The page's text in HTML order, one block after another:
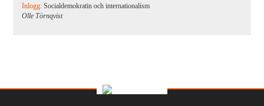
Inlogg:Socialdemokratin och internationalism
Olle Törnqvist